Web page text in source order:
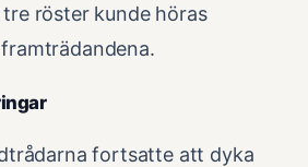
röster kunde höras
fortsatte att dyka